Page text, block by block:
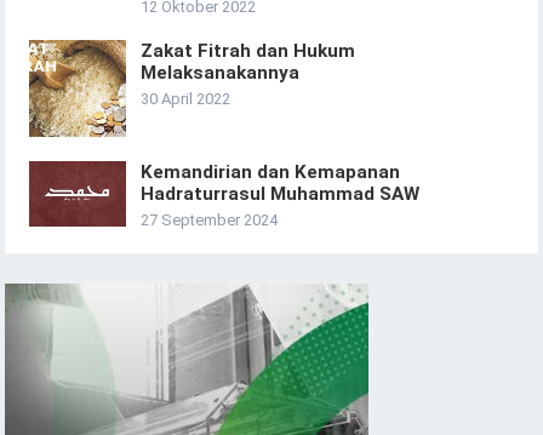
12 Oktober 2022
Zakat Fitrah dan Hukum
Melaksanakannya
30 April 2022
Kemandirian dan Kemapanan
Hadraturrasul Muhammad SAW
27 September 2024